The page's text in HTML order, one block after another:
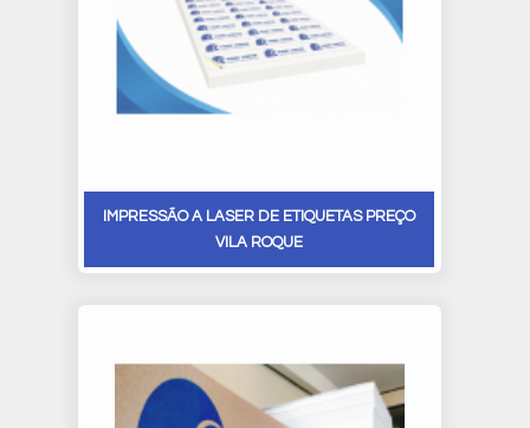
IMPRESSÃO A LASER DE ETIQUETAS PREÇO
VILA ROQUE